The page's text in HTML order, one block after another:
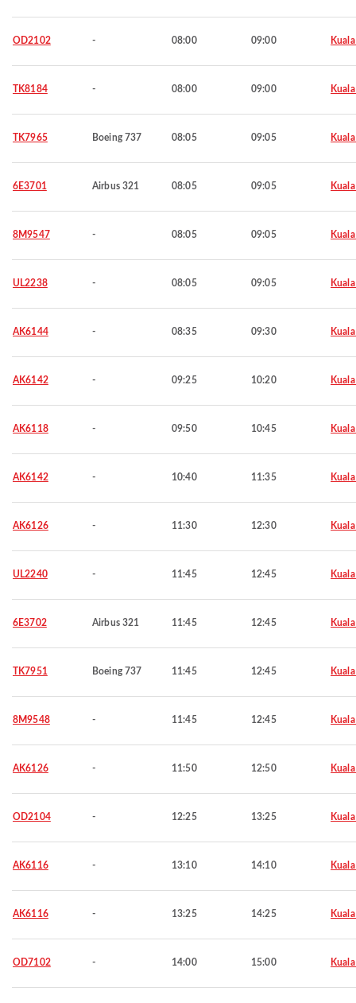
OD2102 - 08:00 09:00
TK8184 - 08:00 09:00
TK7965 Boeing 737 08:05 09:05
6E3701 Airbus 321 08:05 09:05
8M9547 - 08:05 09:05
UL2238 - 08:05 09:05
AK6144 - 08:35 09:30
AK6142 - 09:25 10:20
AK6118 - 09:50 10:45
AK6142 - 10:40 11:35
AK6126 - 11:30 12:30
UL2240 - 11:45 12:45
6E3702 Airbus 321 11:45 12:45
TK7951 Boeing 737 11:45 12:45
8M9548 - 11:45 12:45
AK6126 - 11:50 12:50
OD2104 - 12:25 13:25
AK6116 - 13:10 14:10
AK6116 - 13:25 14:25
OD7102 - 14:00 15:00